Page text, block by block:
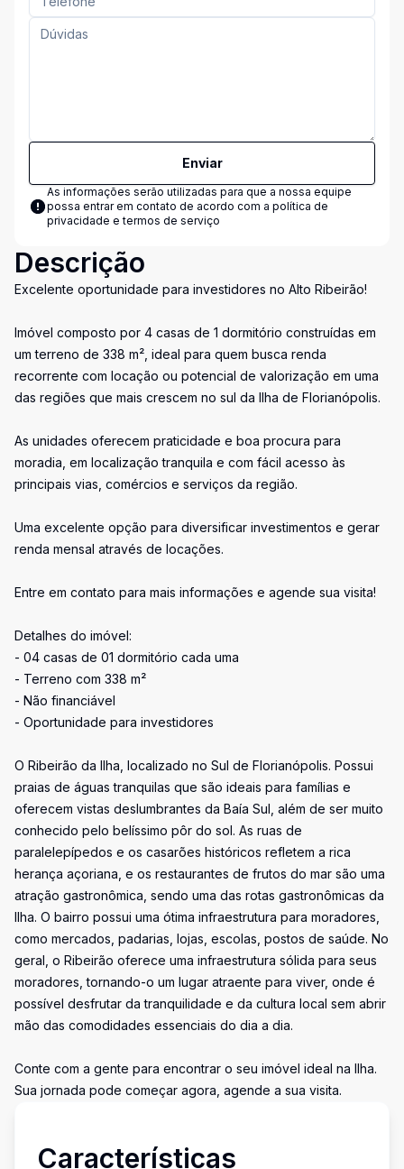
Enviar
As informações serão utilizadas para que a nossa equipe
possa entrar em contato de acordo com a política de
privacidade e termos de serviço
Descrição
Excelente oportunidade para investidores no Alto Ribeirão!
Imóvel composto por 4 casas de 1 dormitório construídas em
um terreno de 338 m², ideal para quem busca renda
recorrente com locação ou potencial de valorização em uma
das regiões que mais crescem no sul da Ilha de Florianópolis.
As unidades oferecem praticidade e boa procura para
moradia, em localização tranquila e com fácil acesso às
principais vias, comércios e serviços da região.
Uma excelente opção para diversificar investimentos e gerar
renda mensal através de locações.
Entre em contato para mais informações e agende sua visita!
Detalhes do imóvel:
- 04 casas de 01 dormitório cada uma
- Terreno com 338 m²
- Não financiável
- Oportunidade para investidores
O Ribeirão da Ilha, localizado no Sul de Florianópolis. Possui
praias de águas tranquilas que são ideais para famílias e
oferecem vistas deslumbrantes da Baía Sul, além de ser muito
conhecido pelo belíssimo pôr do sol. As ruas de
paralelepípedos e os casarões históricos refletem a rica
herança açoriana, e os restaurantes de frutos do mar são uma
atração gastronômica, sendo uma das rotas gastronômicas da
Ilha. O bairro possui uma ótima infraestrutura para moradores,
como mercados, padarias, lojas, escolas, postos de saúde. No
geral, o Ribeirão oferece uma infraestrutura sólida para seus
moradores, tornando-o um lugar atraente para viver, onde é
possível desfrutar da tranquilidade e da cultura local sem abrir
mão das comodidades essenciais do dia a dia.
Conte com a gente para encontrar o seu imóvel ideal na Ilha.
Sua jornada pode começar agora, agende a sua visita.
Características